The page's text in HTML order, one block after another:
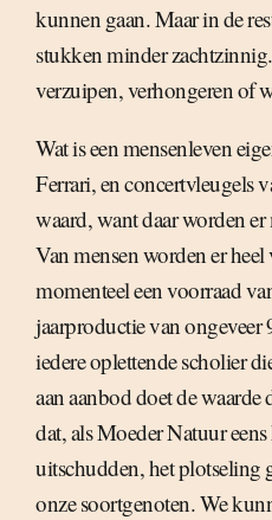
kunnen gaan. Maar in de
stukken minder
verzuipen, verhongeren of
Wat is een mensenleven
Ferrari, en concertvleugels
waard, want daar worden
Van mensen worden er
momenteel een voorraad
jaarproductie van
iedere oplettende scholier
aan aanbod doet de waarde
dat, als Moeder Natuur
uitschudden, het plotseling
onze soortgenoten. We